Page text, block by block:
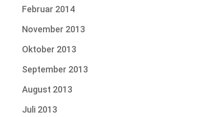
Februar 2014
November 2013
Oktober 2013
September 2013
August 2013
Juli 2013